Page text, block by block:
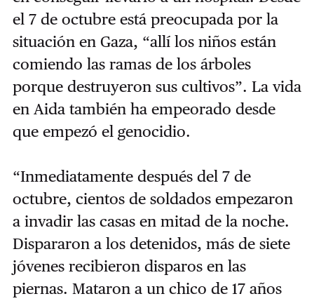
el 7 de octubre está preocupada por la
situación en Gaza, “allí los niños están
comiendo las ramas de los árboles
porque destruyeron sus cultivos”. La vida
en Aida también ha empeorado desde
que empezó el genocidio.
“Inmediatamente después del 7 de
octubre, cientos de soldados empezaron
a invadir las casas en mitad de la noche.
Dispararon a los detenidos, más de siete
jóvenes recibieron disparos en las
piernas. Mataron a un chico de 17 años